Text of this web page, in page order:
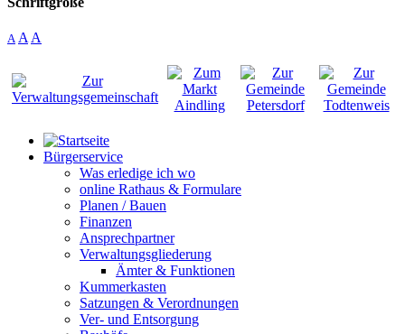
A A A
Bürgerservice
Was erledige ich wo
online Rathaus & Formulare
Planen / Bauen
Finanzen
Ansprechpartner
Verwaltungsgliederung
Ämter & Funktionen
Kummerkasten
Satzungen & Verordnungen
Ver- und Entsorgung